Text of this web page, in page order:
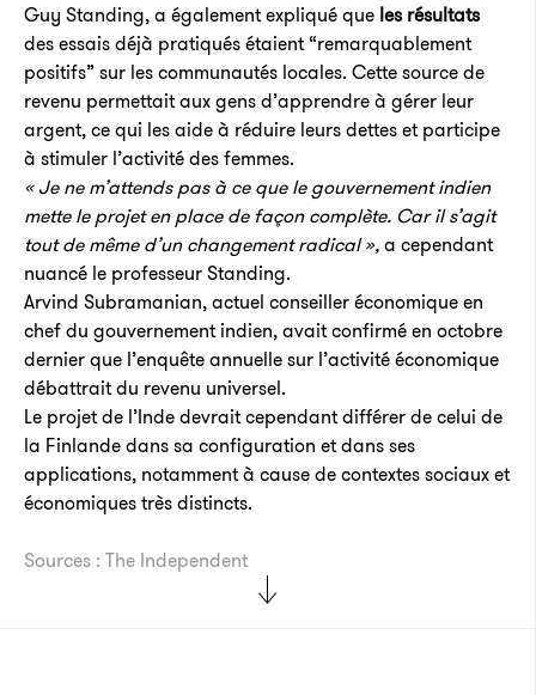
Guy Standing, a également expliqué que les résultats
des essais déjà pratiqués étaient “remarquablement
positifs” sur les communautés locales. Cette source de
revenu permettait aux gens d’apprendre à gérer leur
argent, ce qui les aide à réduire leurs dettes et participe
à stimuler l’activité des femmes.
« Je ne m’attends pas à ce que le gouvernement indien
mette le projet en place de façon complète. Car il s’agit
tout de même d’un changement radical »,a cependant
nuancé le professeur Standing.
Arvind Subramanian, actuel conseiller économique en
chef du gouvernement indien, avait confirmé en octobre
dernier que l’enquête annuelle sur l’activité économique
débattrait du revenu universel.
Le projet de l’Inde devrait cependant différer de celui de
la Finlande dans sa configuration et dans ses
applications, notamment à cause de contextes sociaux et
économiques très distincts.
Sources : The Independent